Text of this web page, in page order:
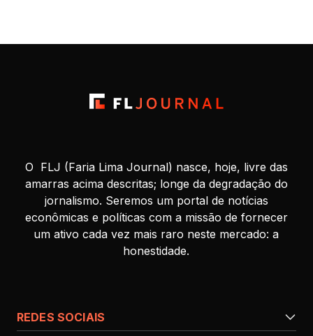
O FLJ (Faria Lima Journal) nasce, hoje, livre das
amarras acima descritas; longe da degradação do
jornalismo. Seremos um portal de notícias
econômicas e políticas com a missão de fornecer
um ativo cada vez mais raro neste mercado: a
honestidade.
REDES SOCIAIS